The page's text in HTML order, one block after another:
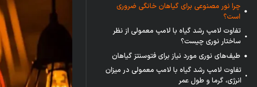
چرا نور مصنوعی برای گیاهان خانگی ضروری
است؟
تفاوت لامپ رشد گیاه با لامپ معمولی از نظر
ساختار نوری چیست؟
طیف‌های نوری مورد نیاز برای فتوسنتز گیاهان
تفاوت لامپ رشد گیاه با لامپ معمولی در میزان
انرژی، گرما و طول عمر